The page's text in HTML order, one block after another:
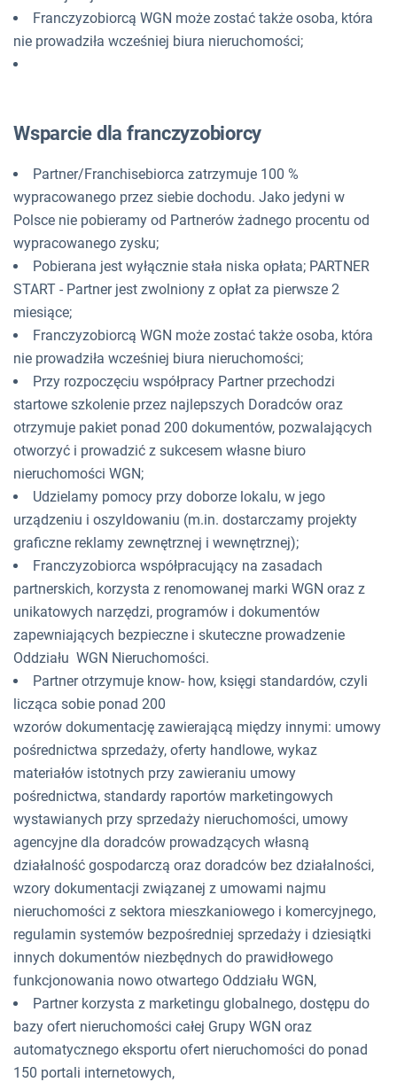
Franczyzobiorcą WGN może zostać także osoba, która
nie prowadziła wcześniej biura nieruchomości;
Wsparcie dla franczyzobiorcy
Partner/Franchisebiorca zatrzymuje 100 %
wypracowanego przez siebie dochodu. Jako jedyni w
Polsce nie pobieramy od Partnerów żadnego procentu od
wypracowanego zysku;
Pobierana jest wyłącznie stała niska opłata; PARTNER
START - Partner jest zwolniony z opłat za pierwsze 2
miesiące;
Franczyzobiorcą WGN może zostać także osoba, która
nie prowadziła wcześniej biura nieruchomości;
Przy rozpoczęciu współpracy Partner przechodzi
startowe szkolenie przez najlepszych Doradców oraz
otrzymuje pakiet ponad 200 dokumentów, pozwalających
otworzyć i prowadzić z sukcesem własne biuro
nieruchomości WGN;
Udzielamy pomocy przy doborze lokalu, w jego
urządzeniu i oszyldowaniu (m.in. dostarczamy projekty
graficzne reklamy zewnętrznej i wewnętrznej);
Franczyzobiorca współpracujący na zasadach
partnerskich, korzysta z renomowanej marki WGN oraz z
unikatowych narzędzi, programów i dokumentów
zapewniających bezpieczne i skuteczne prowadzenie
Oddziału WGN Nieruchomości.
Partner otrzymuje know- how, księgi standardów, czyli
licząca sobie ponad 200
wzorów dokumentację zawierającą między innymi: umowy
pośrednictwa sprzedaży, oferty handlowe, wykaz
materiałów istotnych przy zawieraniu umowy
pośrednictwa, standardy raportów marketingowych
wystawianych przy sprzedaży nieruchomości, umowy
agencyjne dla doradców prowadzących własną
działalność gospodarczą oraz doradców bez działalności,
wzory dokumentacji związanej z umowami najmu
nieruchomości z sektora mieszkaniowego i komercyjnego,
regulamin systemów bezpośredniej sprzedaży i dziesiątki
innych dokumentów niezbędnych do prawidłowego
funkcjonowania nowo otwartego Oddziału WGN,
Partner korzysta z marketingu globalnego, dostępu do
bazy ofert nieruchomości całej Grupy WGN oraz
automatycznego eksportu ofert nieruchomości do ponad
150 portali internetowych,